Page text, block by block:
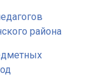
района